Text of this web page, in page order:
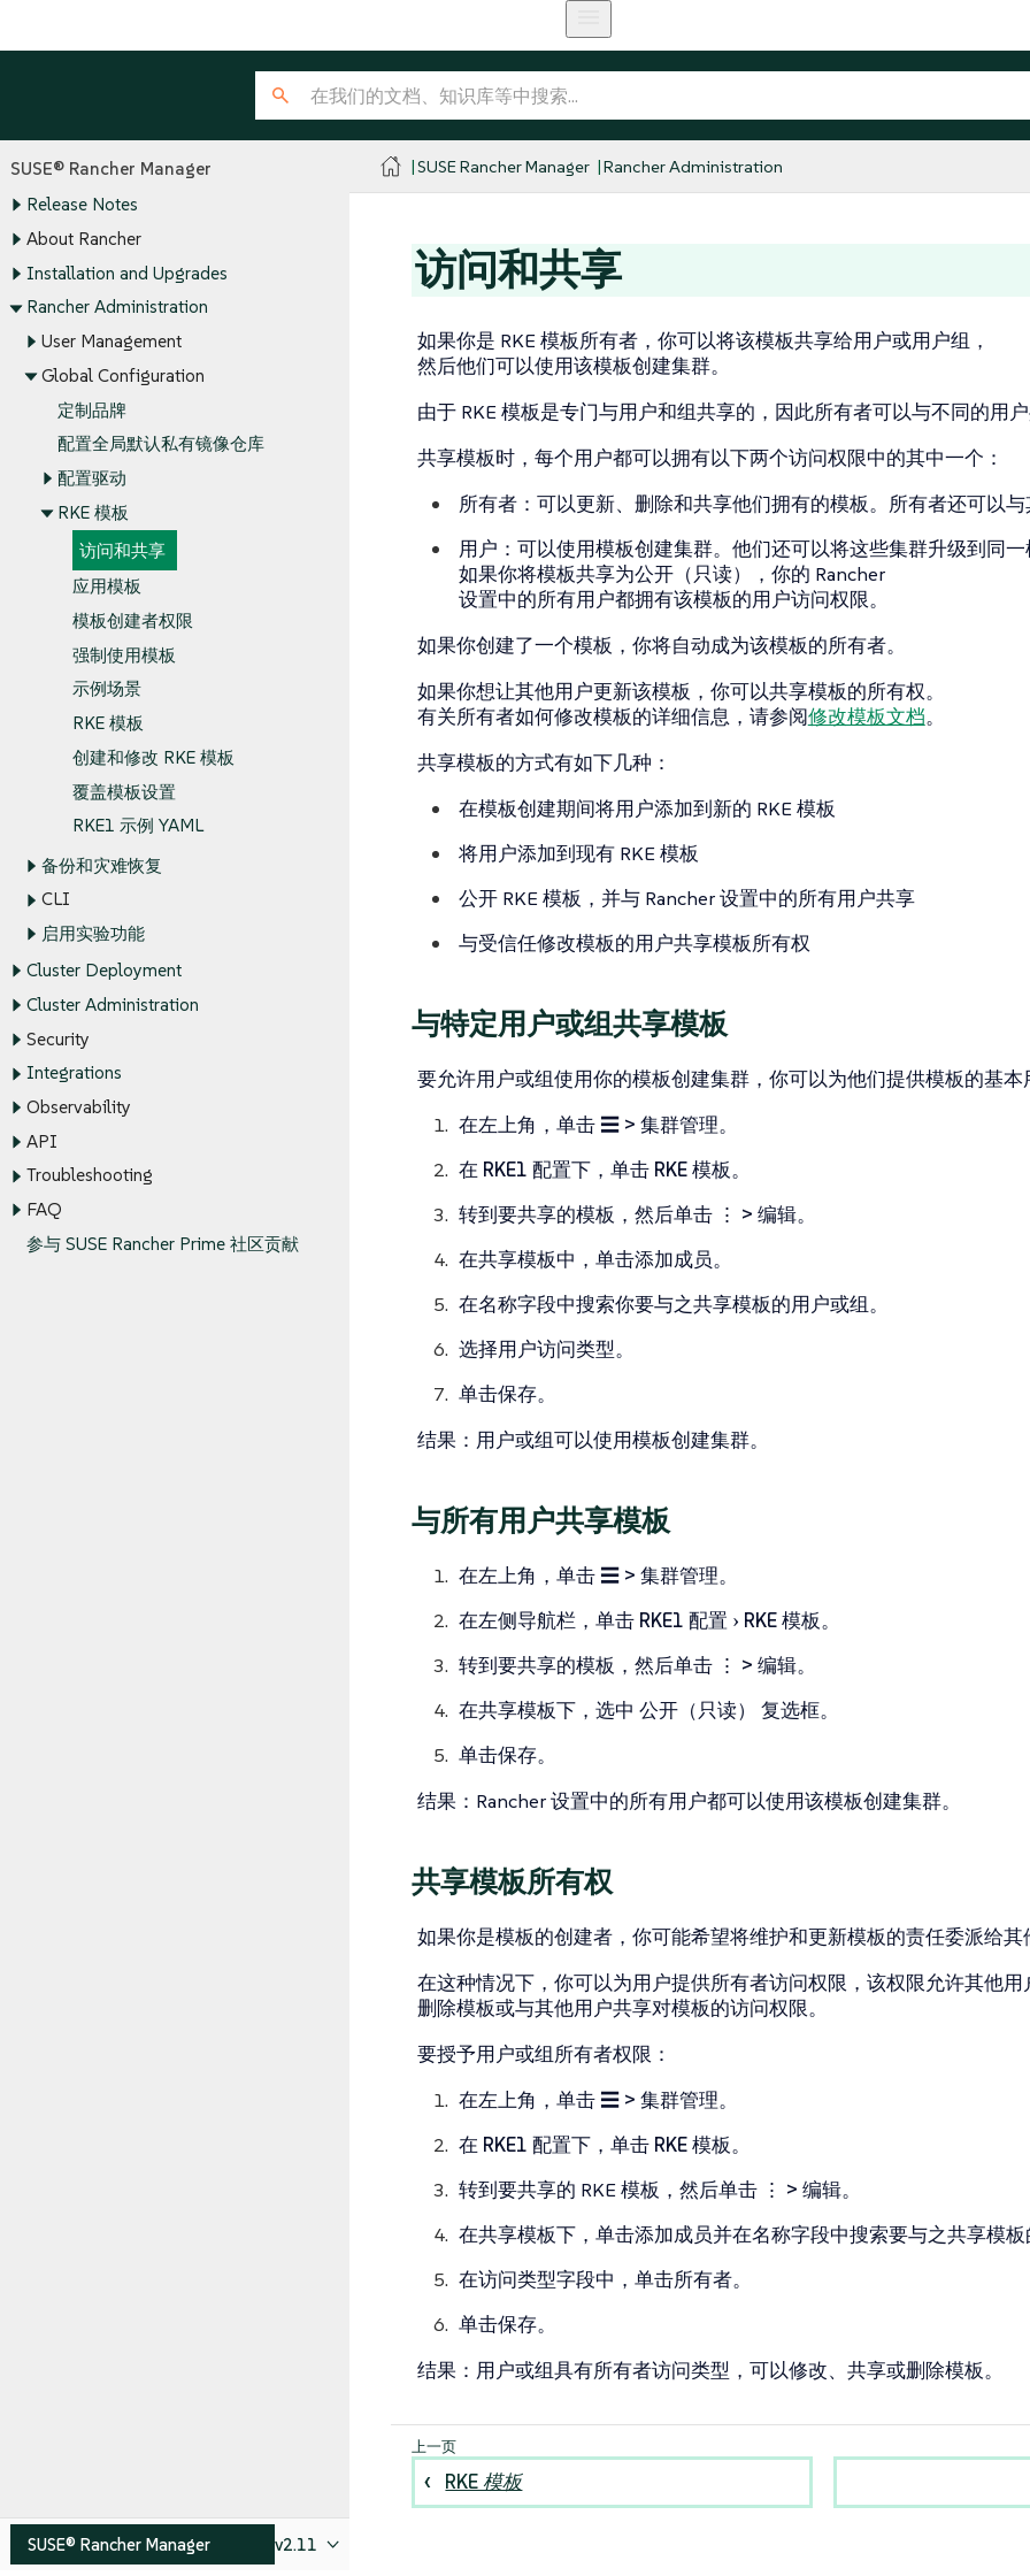
SUSE® Rancher Manager
Release Notes
About Rancher
Installation and Upgrades
Rancher Administration
User Management
Global Configuration
定制品牌
配置全局默认私有镜像仓库
配置驱动
RKE 模板
访问和共享
应用模板
模板创建者权限
强制使用模板
示例场景
RKE 模板
创建和修改 RKE 模板
覆盖模板设置
RKE1 示例 YAML
备份和灾难恢复
CLI
启用实验功能
Cluster Deployment
Cluster Administration
Security
Integrations
Observability
API
Troubleshooting
FAQ
参与 SUSE Rancher Prime 社区贡献
SUSE® Rancher Manager v2.11
SUSE Rancher Manager Rancher Administration
访问和共享
如果你是 RKE 模板所有者，你可以将该模板共享给用户或用户组，
然后他们可以使用该模板创建集群。
由于 RKE 模板是专门与用户和组共享的，因此所有者可以与不同的用户
共享模板时，每个用户都可以拥有以下两个访问权限中的其中一个：
所有者：可以更新、删除和共享他们拥有的模板。所有者还可以与
用户 ：可以使用模板创建集群。他们还可以将这些集群升级到同一
如果你将模板共享为公开（只读）
，你的 Rancher
设置中的所有用户都拥有该模板的用户访问权限。
如果你创建了一个模板，你将自动成为该模板的所有者。
如果你想让其他用户更新该模板，你可以共享模板的所有权。
有关所有者如何修改模板的详细信息，请参阅修改模板文档。
共享模板的方式有如下几种：
在模板创建期间将用户添加到新的 RKE 模板
将用户添加到现有 RKE 模板
公开 RKE 模板，并与 Rancher 设置中的所有用户共享
与受信任修改模板的用户共享模板所有权
与特定用户或组共享模板
要允许用户或组使用你的模板创建集群，你可以为他们提供模板的基本
在左上角，单击 ☰ > 集群管理。
在 RKE1 配置下，单击 RKE 模板。
转到要共享的模板，然后单击 ⋮ > 编辑。
在共享模板中，单击添加成员。
在名称字段中搜索你要与之共享模板的用户或组。
选择用户访问类型。
单击保存。
结果 ：用户或组可以使用模板创建集群。
与所有用户共享模板
在左上角，单击 ☰ > 集群管理。
在左侧导航栏，单击 RKE1 配置 RKE 模板。
转到要共享的模板，然后单击 ⋮ > 编辑。
在共享模板下，选中 公开（只读）
复选框。
单击保存。
结果 ：Rancher 设置中的所有用户都可以使用该模板创建集群。
共享模板所有权
如果你是模板的创建者，你可能希望将维护和更新模板的责任委派给其
在这种情况下，你可以为用户提供所有者访问权限，该权限允许其他用
删除模板或与其他用户共享对模板的访问权限。
要授予用户或组所有者权限：
在左上角，单击 ☰ > 集群管理。
在 RKE1 配置下，单击 RKE 模板。
转到要共享的 RKE 模板，然后单击 ⋮ > 编辑。
在共享模板下，单击添加成员并在名称字段中搜索要与之共享模板
在访问类型字段中，单击所有者。
单击保存。
结果 ：用户或组具有所有者访问类型，可以修改、共享或删除模板。
RKE 模板